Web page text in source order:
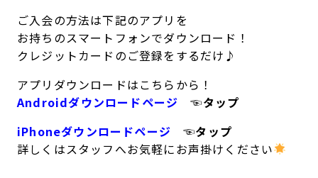
ご入会の方法は下記のアプリを
お持ちのスマートフォンでダウンロード！
クレジットカードのご登録をするだけ♪
アプリダウンロードはこちらから！
Androidダウンロードページ ☜タップ
iPhoneダウンロードページ ☜タップ
詳しくはスタッフへお気軽にお声掛けください